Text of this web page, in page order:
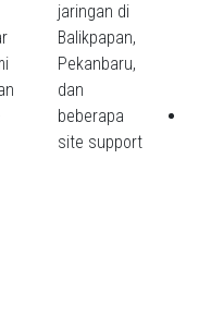
jaringan di
Balikpapan,
Pekanbaru,
dan
beberapa
site support